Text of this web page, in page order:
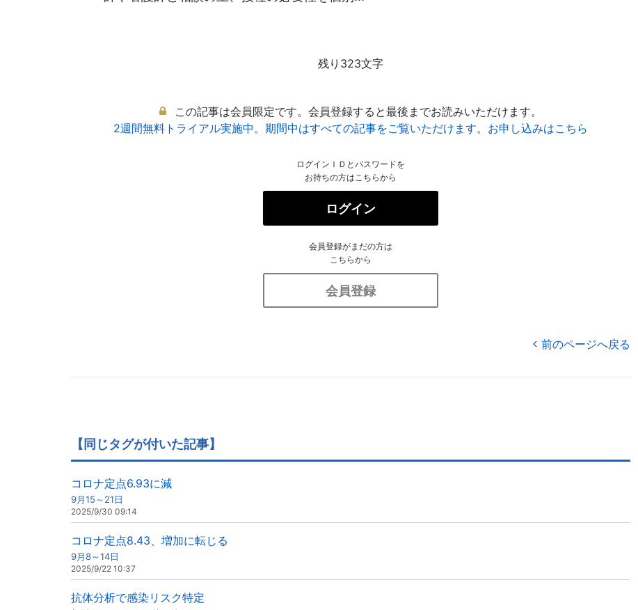
残り323文字
この記事は会員限定です。会員登録すると最後までお読みいただけます。
2週間無料トライアル実施中。期間中はすべての記事をご覧いただけます。お申し込みはこちら
ログインＩＤとパスワードを
お持ちの方はこちらから
ログイン
会員登録がまだの方は
こちらから
会員登録
前のページへ戻る
【同じタグが付いた記事】
コロナ定点6.93に減
9月15～21日
2025/9/30 09:14
コロナ定点8.43、増加に転じる
9月8～14日
2025/9/22 10:37
抗体分析で感染リスク特定